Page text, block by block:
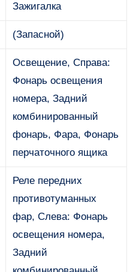
Зажигалка
(Запасной)
Освещение, Справа:
Фонарь освещения
номера, Задний
комбинированный
фонарь, Фара, Фонарь
перчаточного ящика
Реле передних
противотуманных
фар, Слева: Фонарь
освещения номера,
Задний